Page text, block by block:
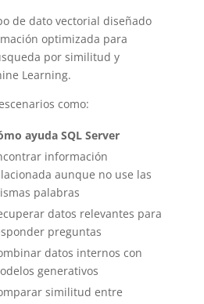
de dato vectorial diseñado
optimizada para
por similitud y
Learning.
como:
ayuda SQL Server
información
aunque no use las
palabras
datos relevantes para
preguntas
datos internos con
generativos
similitud entre